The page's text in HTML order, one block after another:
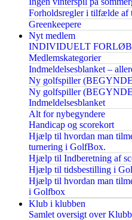
Forholdsregler i tilfælde af
Greenkeepere
Nyt medlem
INDIVIDUELT FORLØB
Medlemskategorier
Indmeldelsesblanket –
Ny golfspiller
Ny golfspiller
Indmeldelsesblanket
Alt for nybegyndere
Handicap og scorekort
Hjælp til hvordan man
turnering i GolfBox.
Hjælp til Indberetning af
Hjælp til tidsbestilling i
Hjælp til hvordan man
i Golfbox
Klub i klubben
Samlet oversigt over